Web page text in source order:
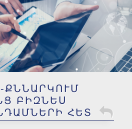
ՔՆՆԱՐԿՈՒՄ
ԲԻԶՆԵՍ
ՀԵՏ